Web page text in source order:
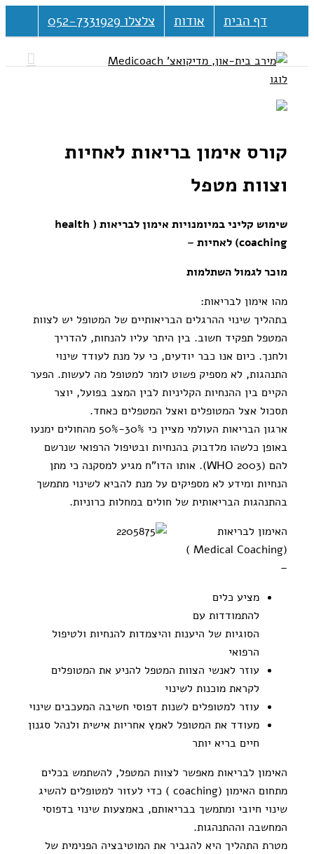
דף הבית אודות צלצלו 052-7331929
קורס אימון בריאות לאחיות
וצוות מטפל
שימוש קליני במיומנויות אימון לבריאות ( health
coaching) לאחיות –
מוכר לגמול השתלמות
מהו אימון לבריאות:
בתהליך שינוי ההרגלים הבריאותיים של המטופל יש לצוות
המטפל תפקיד חשוב. בין היתר עליו להנחות, להדריך
ולחנך. כיום אנו כבר יודעים, כי על מנת לעודד שינוי
התנהגות, לא מספיק פשוט לומר למטופל מה לעשות. הפער
הקיים בין ההנחיות הקליניות לבין המצב בפועל, יוצר
תסכול אצל המטופלים ואצל המטפלים כאחד.
ארגון הבריאות העולמי מציין כי 30%-50% מהחולים ימנעו
באופן כלשהו מלדבוק בהנחיות ובטיפול הרפואי שנרשם
להם (WHO 2003). אותו הדו"ח מגיע למסקנה כי מתן
הנחיות ומידע לא מספיקים על מנת להביא לשינוי מתמשך
בהתנהגות הבריאותית של חולים במחלות כרוניות.
האימון לבריאות
(Medical Coaching )
–
מציע כלים
להתמודדות עם
הסוגיות של היענות והיצמדות להנחיות ולטיפול
הרפואי
עוזר לאנשי הצוות המטפל להניע את המטופלים
לקראת מוכנות לשינוי
עוזר למטופלים לשנות דפוסי חשיבה המעכבים שינוי
מעודד את המטופל לאמץ אחריות אישית ולנהל סגנון
חיים בריא יותר
האימון לבריאות מאפשר לצוות המטפל, להשתמש בכלים
מתחום האימון (coaching ) כדי לעזור למטופלים להשיג
שינוי חיובי ומתמשך בבריאותם, באמצעות שינוי בדפוסי
המחשבה וההתנהגות.
מטרת התהליך היא להגביר את המוטיבציה הפנימית של